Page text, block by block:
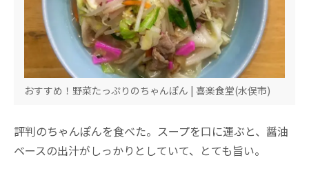
おすすめ！野菜たっぷりのちゃんぽん | 喜楽食堂(水俣市)
評判のちゃんぽんを食べた。スープを口に運ぶと、醤油
ベースの出汁がしっかりとしていて、とても旨い。